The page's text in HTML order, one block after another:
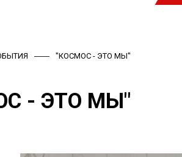
"КОСМОС - ЭТО МЫ"
- ЭТО МЫ"